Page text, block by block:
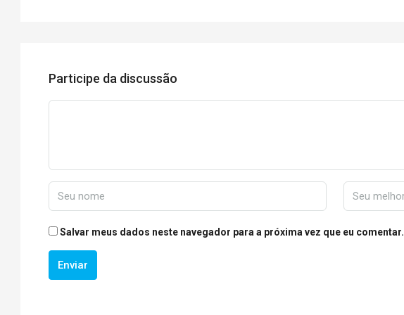
Participe da discussão
Salvar meus dados neste navegador para a próxima vez que eu comentar.
Enviar